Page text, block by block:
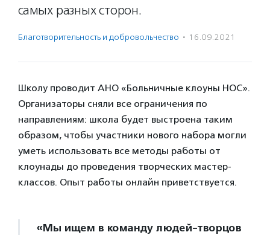
самых разных сторон.
Благотвори­тель­ность и доброволь­чест­во · 16.09.2021
Школу проводит АНО «Больничные клоуны НОС».
Организаторы сняли все ограничения по
направлениям: школа будет выстроена таким
образом, чтобы участники нового набора могли
уметь использовать все методы работы от
клоунады до проведения творческих мастер-
классов. Опыт работы онлайн приветствуется.
«Мы ищем в команду людей-творцов